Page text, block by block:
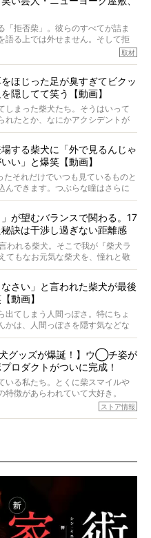
集しています
、効果・効能を示すものではありません
回はハワイの柴犬たちを取材して
「拒否柴」。彼らのすべてが詰ま
語る上では外せません。そして拒
るのは、“映える”ことも理由のひと
お笑いコンビ「ニューヨーク」の
を掘っていただきました！ イン
ください。
取材
をほじった足が臭すぎてビクッ
隠してて笑う【動画】
しまった柴犬たち。そうはいって
れたとか、なにかアクシデントが
とが原因ではありません。全ての
する柴犬に「外で見るんじゃ
い」と爆笑【動画】
それだけでいつも見ているものと
んできます。つぶらな瞳はさらに
のお顔はさらにモフモフに見えま
」が望むバランスで関わる。17
訣は干渉し過ぎない距離感
われる柴犬。そこで我が『柴犬ラ
てもなお元気な柴犬を、憧れと敬
”と呼んでいます。 この特集で
秘訣や、老犬と暮らすうえで大切
ーさんに語っていただきます。今
17歳のときろうくん。小さい頃か
でも食べさせてきたということで
なさい」と言われた柴犬が最後
動画】
出てしまう人間っぽさ。特にちょ
かは、人間っぽさを隠す気などな
かして本当の本当は、中身は人間
犬グッズが爆誕！】ウ◯チ姿が
ロダクトがついに完成！
いる私たち。とくに柴スマイルや
特徴があらわれていて大好き。
ひとつ、忘れてはならない愛おしい
ストア情報